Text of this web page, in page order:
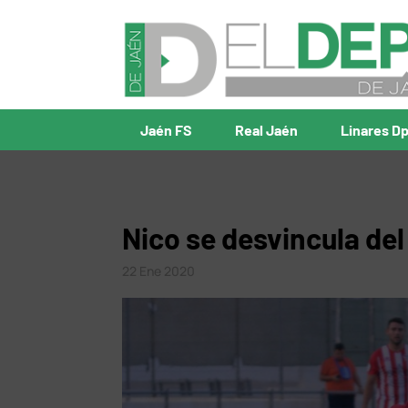
Jaén FS Real Jaén Linares
Nico se desvincula